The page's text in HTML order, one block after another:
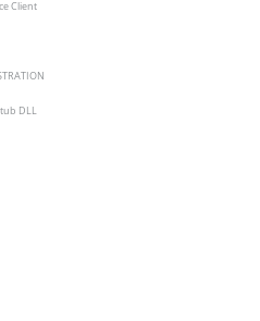
Client
DLL